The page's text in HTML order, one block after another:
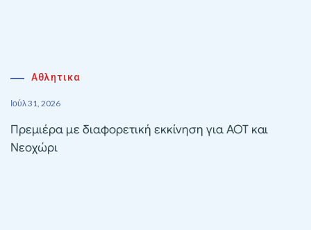
Αθλητικα
Ιούλ 31, 2026
Πρεμιέρα με διαφορετική εκκίνηση για ΑΟΤ και
Νεοχώρι